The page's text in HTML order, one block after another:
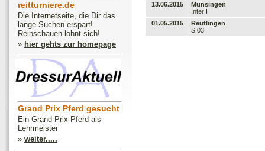
reitturniere.de
Die Internetseite, die Dir das
lange Suchen erspart!
Reinschauen lohnt sich!
» hier gehts zur homepage
Grand Prix Pferd gesucht
Ein Grand Prix Pferd als
Lehrmeister
» weiter.....
13.06.2015
Münsingen
Inter I
01.05.2015
Reutlingen
S 03